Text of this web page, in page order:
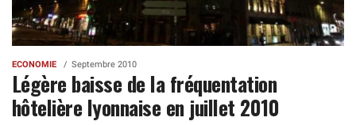
ECONOMIE Septembre 2010
Légère baisse de la fréquentation
hôtelière lyonnaise en juillet 2010